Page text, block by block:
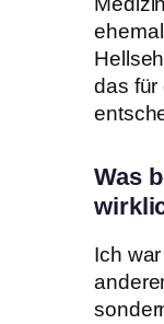
das für
Was
Ich